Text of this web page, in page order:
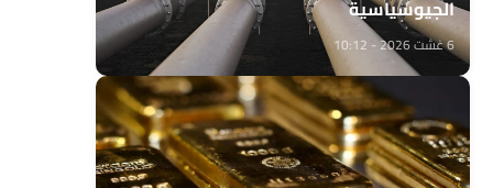
الجيوسياسية
6 غشت 2026 - 10:12